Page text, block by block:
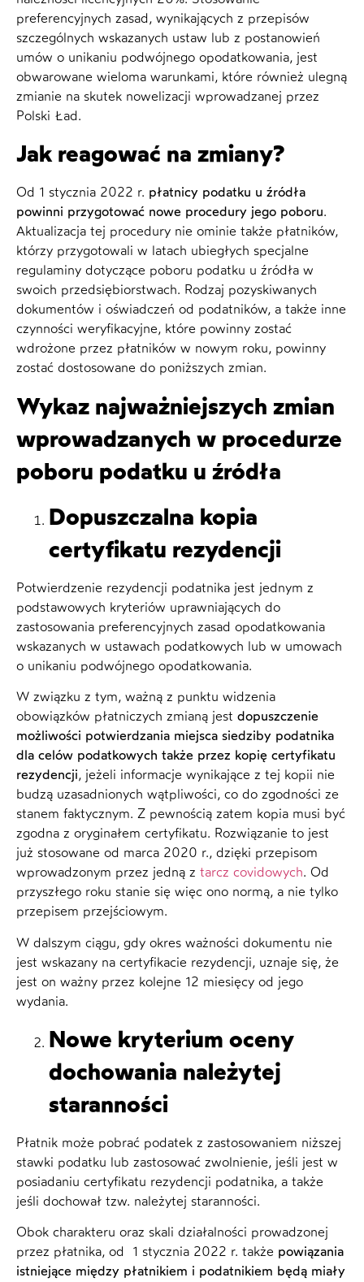
preferencyjnych zasad, wynikających z przepisów
szczególnych wskazanych ustaw lub z postanowień
umów o unikaniu podwójnego opodatkowania, jest
obwarowane wieloma warunkami, które również ulegną
zmianie na skutek nowelizacji wprowadzanej przez
Polski Ład.
Jak reagować na zmiany?
Od 1 stycznia 2022 r. płatnicy podatku u źródła
powinni przygotować nowe procedury jego poboru.
Aktualizacja tej procedury nie ominie także płatników,
którzy przygotowali w latach ubiegłych specjalne
regulaminy dotyczące poboru podatku u źródła w
swoich przedsiębiorstwach. Rodzaj pozyskiwanych
dokumentów i oświadczeń od podatników, a także inne
czynności weryfikacyjne, które powinny zostać
wdrożone przez płatników w nowym roku, powinny
zostać dostosowane do poniższych zmian.
Wykaz najważniejszych zmian
wprowadzanych w procedurze
poboru podatku u źródła
Dopuszczalna kopia
certyfikatu rezydencji
Potwierdzenie rezydencji podatnika jest jednym z
podstawowych kryteriów uprawniających do
zastosowania preferencyjnych zasad opodatkowania
wskazanych w ustawach podatkowych lub w umowach
o unikaniu podwójnego opodatkowania.
W związku z tym, ważną z punktu widzenia
obowiązków płatniczych zmianą jest dopuszczenie
możliwości potwierdzania miejsca siedziby podatnika
dla celów podatkowych także przez kopię certyfikatu
rezydencji, jeżeli informacje wynikające z tej kopii nie
budzą uzasadnionych wątpliwości, co do zgodności ze
stanem faktycznym. Z pewnością zatem kopia musi być
zgodna z oryginałem certyfikatu. Rozwiązanie to jest
już stosowane od marca 2020 r., dzięki przepisom
wprowadzonym przez jedną z tarcz covidowych. Od
przyszłego roku stanie się więc ono normą, a nie tylko
przepisem przejściowym.
W dalszym ciągu, gdy okres ważności dokumentu nie
jest wskazany na certyfikacie rezydencji, uznaje się, że
jest on ważny przez kolejne 12 miesięcy od jego
wydania.
Nowe kryterium oceny
dochowania należytej
staranności
Płatnik może pobrać podatek z zastosowaniem niższej
stawki podatku lub zastosować zwolnienie, jeśli jest w
posiadaniu certyfikatu rezydencji podatnika, a także
jeśli dochował tzw. należytej staranności.
Obok charakteru oraz skali działalności prowadzonej
przez płatnika, od 1 stycznia 2022 r. także powiązania
istniejące między płatnikiem i podatnikiem będą miały